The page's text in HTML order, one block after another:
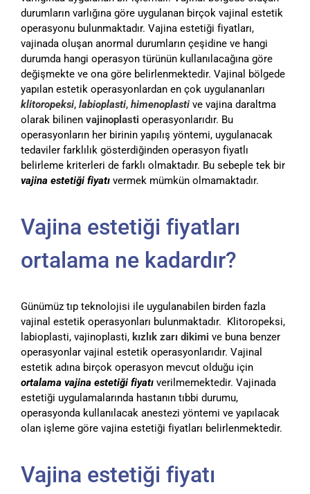
durumların varlığına göre uygulanan birçok vajinal estetik
operasyonu bulunmaktadır. Vajina estetiği fiyatları,
vajinada oluşan anormal durumların çeşidine ve hangi
durumda hangi operasyon türünün kullanılacağına göre
değişmekte ve ona göre belirlenmektedir. Vajinal bölgede
yapılan estetik operasyonlardan en çok uygulananları
klitoropeksi, labioplasti, himenoplasti ve vajina daraltma
olarak bilinen vajinoplasti operasyonlarıdır. Bu
operasyonların her birinin yapılış yöntemi, uygulanacak
tedaviler farklılık gösterdiğinden operasyon fiyatlı
belirleme kriterleri de farklı olmaktadır. Bu sebeple tek bir
vajina estetiği fiyatı vermek mümkün olmamaktadır.
Vajina estetiği fiyatları
ortalama ne kadardır?
Günümüz tıp teknolojisi ile uygulanabilen birden fazla
vajinal estetik operasyonları bulunmaktadır. Klitoropeksi,
labioplasti, vajinoplasti, kızlık zarı dikimi ve buna benzer
operasyonlar vajinal estetik operasyonlarıdır. Vajinal
estetik adına birçok operasyon mevcut olduğu için
ortalama vajina estetiği fiyatı verilmemektedir. Vajinada
estetiği uygulamalarında hastanın tıbbi durumu,
operasyonda kullanılacak anestezi yöntemi ve yapılacak
olan işleme göre vajina estetiği fiyatları belirlenmektedir.
Vajina estetiği fiyatı